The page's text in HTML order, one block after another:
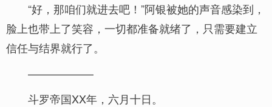
“好，那咱们就进去吧！”阿银被她的声音感染到，
脸上也带上了笑容，一切都准备就绪了，只需要建立
信任与结界就行了。
——————
斗罗帝国XX年，六月十日。